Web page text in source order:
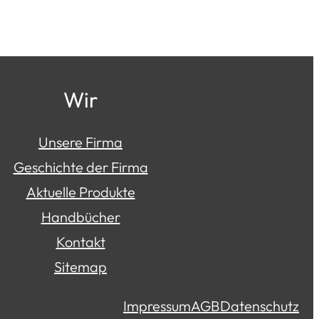
Wir
Unsere Firma
Geschichte der Firma
Aktuelle Produkte
Handbücher
Kontakt
Sitemap
ImpressumAGBDatenschutz